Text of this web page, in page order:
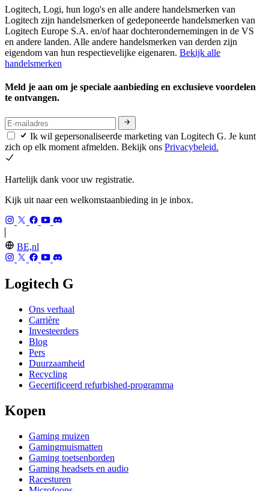
Logitech, Logi, hun logo's en alle andere handelsmerken van
Logitech zijn handelsmerken of gedeponeerde handelsmerken van
Logitech Europe S.A. en/of haar dochterondernemingen in de VS
en andere landen. Alle andere handelsmerken van derden zijn
eigendom van hun respectievelijke eigenaren. Bekijk alle
handelsmerken
Meld je aan om je speciale aanbieding en exclusieve voordelen
te ontvangen.
Ik wil gepersonaliseerde marketing van Logitech G. Je kunt
zich op elk moment afmelden. Bekijk ons Privacybeleid.
Hartelijk dank voor uw registratie.
Kijk uit naar een welkomstaanbieding in je inbox.
BE,nl
Logitech G
Ons verhaal
Carrière
Investeerders
Blog
Pers
Duurzaamheid
Recycling
Gecertificeerd refurbished-programma
Kopen
Gaming muizen
Gamingmuismatten
Gaming toetsenborden
Gaming headsets en audio
Racesturen